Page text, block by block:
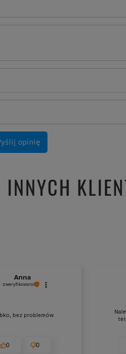
opinię
Anna
zweryfikowano
bez problemów.
0 0